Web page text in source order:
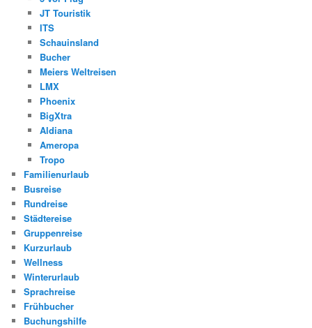
JT Touristik
ITS
Schauinsland
Bucher
Meiers Weltreisen
LMX
Phoenix
BigXtra
Aldiana
Ameropa
Tropo
Familienurlaub
Busreise
Rundreise
Städtereise
Gruppenreise
Kurzurlaub
Wellness
Winterurlaub
Sprachreise
Frühbucher
Buchungshilfe